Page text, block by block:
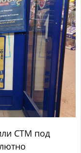
СТМ под